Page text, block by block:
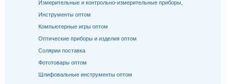
Измерительные и контрольно-измерительные приборы,
Инструменты оптом
Компьютерные игры оптом
Оптические приборы и изделия оптом
Солярии поставка
Фототовары оптом
Шлифовальные инструменты оптом